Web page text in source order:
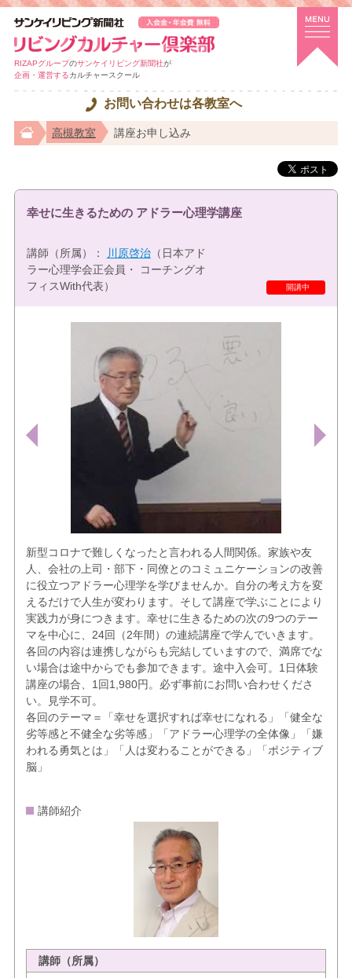
RIZAPグループのサンケイリビング新聞社が
企画・運営するカルチャースクール
お問い合わせは各教室へ
高槻教室 講座お申し込み
特選講座
開講中
幸せに生きるための アドラー心理学講座
講師（所属）： 川原啓治（日本アド
ラー心理学会正会員・ コーチングオ
フィスWith代表）
新型コロナで難しくなったと言われる人間関係。家族や友
人、会社の上司・部下・同僚とのコミュニケーションの改善
に役立つアドラー心理学を学びませんか。自分の考え方を変
えるだけで人生が変わります。そして講座で学ぶことにより
実践力が身につきます。幸せに生きるための次の9つのテー
マを中心に、24回（2年間）の連続講座で学んでいきます。
各回の内容は連携しながらも完結していますので、満席でな
い場合は途中からでも参加できます。途中入会可。1日体験
講座の場合、1回1,980円。必ず事前にお問い合わせくださ
い。見学不可。
各回のテーマ＝「幸せを選択すれば幸せになれる」「健全な
劣等感と不健全な劣等感」「アドラー心理学の全体像」「嫌
われる勇気とは」「人は変わることができる」「ポジティブ
脳」​​​​
講師紹介
講師（所属）